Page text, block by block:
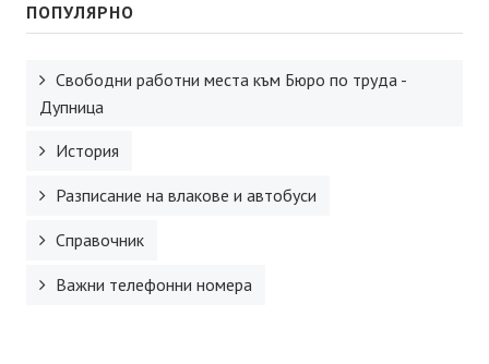
ПОПУЛЯРНО
Свободни работни места към Бюро по труда -
Дупница
История
Разписание на влакове и автобуси
Справочник
Важни телефонни номера